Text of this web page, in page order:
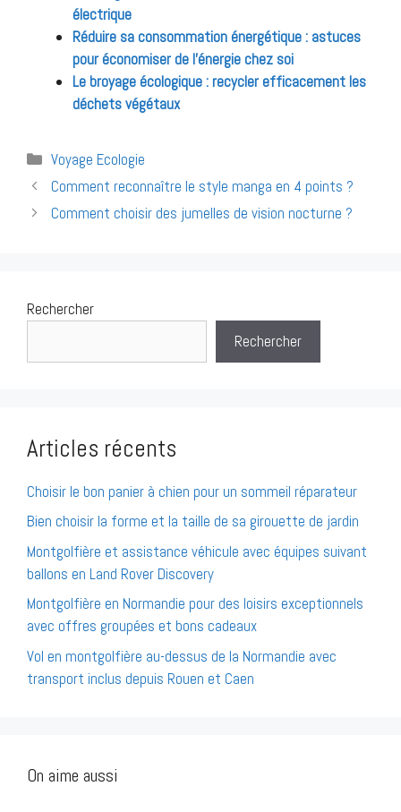
électrique
Réduire sa consommation énergétique : astuces
pour économiser de l’énergie chez soi
Le broyage écologique : recycler efficacement les
déchets végétaux
Catégories
Voyage Ecologie
Navigation
des
Comment reconnaître le style manga en 4 points ?
Comment choisir des jumelles de vision nocturne ?
Rechercher
Rechercher
Articles récents
Choisir le bon panier à chien pour un sommeil réparateur
Bien choisir la forme et la taille de sa girouette de jardin
Montgolfière et assistance véhicule avec équipes suivant
ballons en Land Rover Discovery
Montgolfière en Normandie pour des loisirs exceptionnels
avec offres groupées et bons cadeaux
Vol en montgolfière au-dessus de la Normandie avec
transport inclus depuis Rouen et Caen
On aime aussi